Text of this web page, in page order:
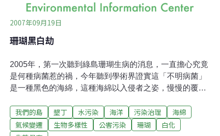
2007年09月19日
珊瑚黑白劫
2005年，第一次聽到綠島珊瑚生病的消息，一直擔心究竟
是何種病菌惹的禍，今年聽到學術界證實這「不明病菌」
是一種黑色的海綿，這種海綿以入侵者之姿，慢慢的覆蓋
有大量的藍綠菌，藍綠菌如何寄生在海綿身上，控制牠的
舉動？腦筋裡突然想到了電影《異形入侵》，在幻想的同
我們的島 墾丁 水污染 海洋 污染治理
海綿
氣候變遷
生物多樣性 公害污染 珊瑚
白化